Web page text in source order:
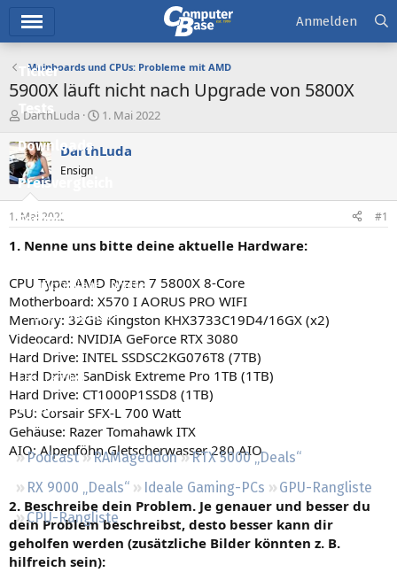
Ticker
Tests
Downloads
Preisvergleich
Forum
Aktuelles
Empfohlene Inhalte
Neue Beiträge
Neueste Aktivitäten
Leserartikel
Regeln
Podcast RAMageddon
RTX 5000 „Deals“
RX 9000 „Deals“
Ideale Gaming-PCs
GPU-Rangliste
CPU-Rangliste
Anmelden
Mainboards und CPUs: Probleme mit AMD
5900X läuft nicht nach Upgrade von 5800X
E
s
t
e
l
e
r
DarthLuda
E
s
t
a
1. Mai 2022
DarthLuda
Ensign
1. Mai 2022 #1
1. Nenne uns bitte deine aktuelle Hardware:
CPU Type: AMD Ryzen 7 5800X 8-Core
Motherboard: X570 I AORUS PRO WIFI
Memory: 32GB Kingston KHX3733C19D4/16GX (x2)
Videocard: NVIDIA GeForce RTX 3080
Hard Drive: INTEL SSDSC2KG076T8 (7TB)
Hard Drive: SanDisk Extreme Pro 1TB (1TB)
Hard Drive: CT1000P1SSD8 (1TB)
PSU: Corsair SFX-L 700 Watt
Gehäuse: Razer Tomahawk ITX
AIO: Alpenföhn Gletscherwasser 280 AIO
2. Beschreibe dein Problem. Je genauer und besser du
dein Problem beschreibst, desto besser kann dir
geholfen werden (zusätzliche Bilder könnten z. B.
hilfreich sein):